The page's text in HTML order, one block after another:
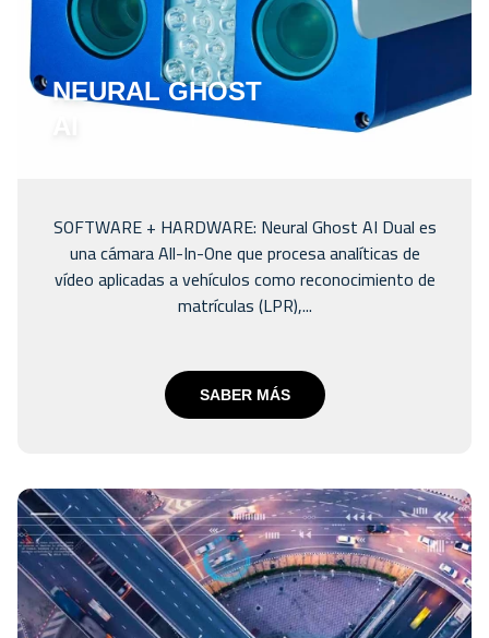
NEURAL GHOST
SOFTWARE + HARDWARE: Neural Ghost AI Dual es
una cámara All-In-One que procesa analíticas de
vídeo aplicadas a vehículos como reconocimiento de
matrículas (LPR),...
SABER MÁS